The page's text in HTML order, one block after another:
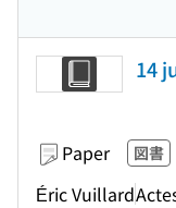
14
Paper 図書
Éric Vuillard